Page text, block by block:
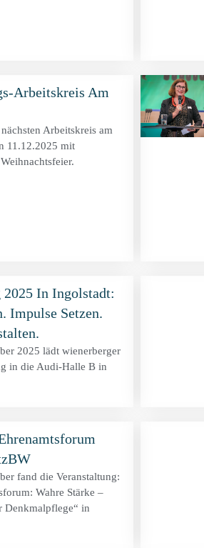
Arbeitskreis Am
Arbeitskreis am
11.12.2025 mit
2025 In Ingolstadt:
Impulse Setzen.
2025 lädt wienerberger
in die Audi-Halle B in
fand die Veranstaltung:
Wahre Stärke –
Denkmalpflege“ in